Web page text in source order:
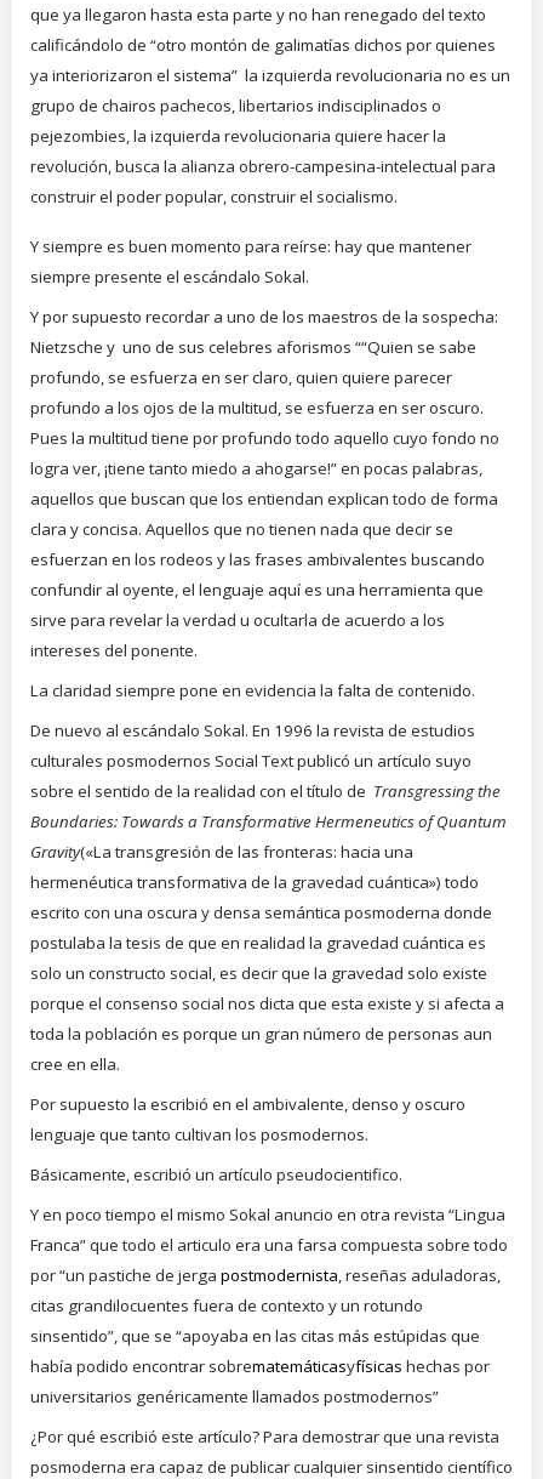
que ya llegaron hasta esta parte y no han renegado del texto
calificándolo de “otro montón de galimatías dichos por quienes
ya interiorizaron el sistema” la izquierda revolucionaria no es un
grupo de chairos pachecos, libertarios indisciplinados o
pejezombies, la izquierda revolucionaria quiere hacer la
revolución, busca la alianza obrero-campesina-intelectual para
construir el poder popular, construir el socialismo.
Y siempre es buen momento para reírse: hay que mantener
siempre presente el escándalo Sokal.
Y por supuesto recordar a uno de los maestros de la sospecha:
Nietzsche y uno de sus celebres aforismos ““Quien se sabe
profundo, se esfuerza en ser claro, quien quiere parecer
profundo a los ojos de la multitud, se esfuerza en ser oscuro.
Pues la multitud tiene por profundo todo aquello cuyo fondo no
logra ver, ¡tiene tanto miedo a ahogarse!” en pocas palabras,
aquellos que buscan que los entiendan explican todo de forma
clara y concisa. Aquellos que no tienen nada que decir se
esfuerzan en los rodeos y las frases ambivalentes buscando
confundir al oyente, el lenguaje aquí es una herramienta que
sirve para revelar la verdad u ocultarla de acuerdo a los
intereses del ponente.
La claridad siempre pone en evidencia la falta de contenido.
De nuevo al escándalo Sokal. En 1996 la revista de estudios
culturales posmodernos Social Text publicó un artículo suyo
sobre el sentido de la realidad con el título de Transgressing the
Boundaries: Towards a Transformative Hermeneutics of Quantum
Gravity(«La transgresión de las fronteras: hacia una
hermenéutica transformativa de la gravedad cuántica») todo
escrito con una oscura y densa semántica posmoderna donde
postulaba la tesis de que en realidad la gravedad cuántica es
solo un constructo social, es decir que la gravedad solo existe
porque el consenso social nos dicta que esta existe y si afecta a
toda la población es porque un gran número de personas aun
cree en ella.
Por supuesto la escribió en el ambivalente, denso y oscuro
lenguaje que tanto cultivan los posmodernos.
Básicamente, escribió un artículo pseudocientifico.
Y en poco tiempo el mismo Sokal anuncio en otra revista “Lingua
Franca” que todo el articulo era una farsa compuesta sobre todo
por “un pastiche de jerga postmodernista, reseñas aduladoras,
citas grandilocuentes fuera de contexto y un rotundo
sinsentido”, que se “apoyaba en las citas más estúpidas que
había podido encontrar sobrematemáticasyfísicas hechas por
universitarios genéricamente llamados postmodernos”
¿Por qué escribió este artículo? Para demostrar que una revista
posmoderna era capaz de publicar cualquier sinsentido científico